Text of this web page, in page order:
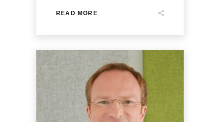
READ MORE